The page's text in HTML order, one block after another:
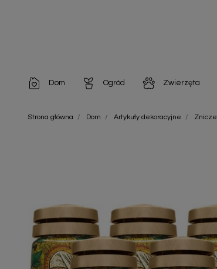
Dom
Artykuły dekoracyjne
Artykuły opakowaniowe
Chemia gospodarcza
Ogród
Chemia do architektury ogrodowej
Nawozy i preparaty
Narzędzia ogrodnicze
Nasiona
Zwierzęta
Szampony i odżywki
Zobacz wszystkie
Strona główna Dom Artykuły dekoracyjne Znicze